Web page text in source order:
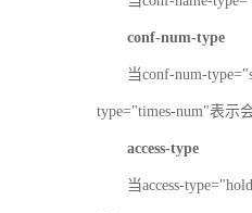
conf-num-type
当conf-num-
type="times-num"表示
access-type
当access-